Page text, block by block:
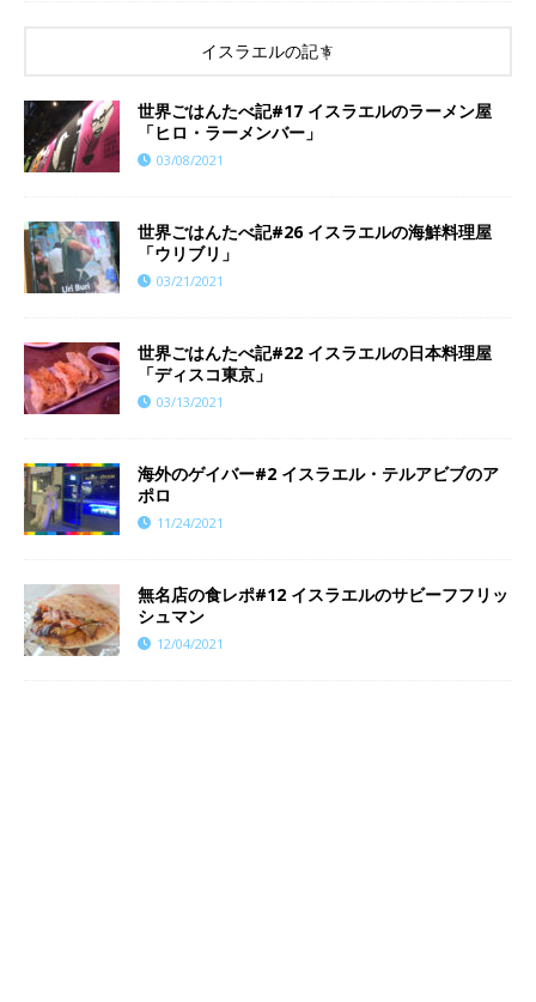
イスラエルの記事
世界ごはんたべ記#17 イスラエルのラーメン屋
「ヒロ・ラーメンバー」
03/08/2021
世界ごはんたべ記#26 イスラエルの海鮮料理屋
「ウリブリ」
03/21/2021
世界ごはんたべ記#22 イスラエルの日本料理屋
「ディスコ東京」
03/13/2021
海外のゲイバー#2 イスラエル・テルアビブのア
ポロ
11/24/2021
無名店の食レポ#12 イスラエルのサビーフフリッ
シュマン
12/04/2021